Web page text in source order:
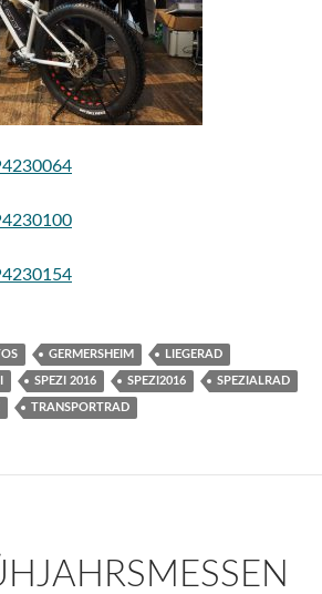
GERMERSHEIM LIEGERAD
SPEZI 2016 SPEZI2016 SPEZIALRAD
TRANSPORTRAD